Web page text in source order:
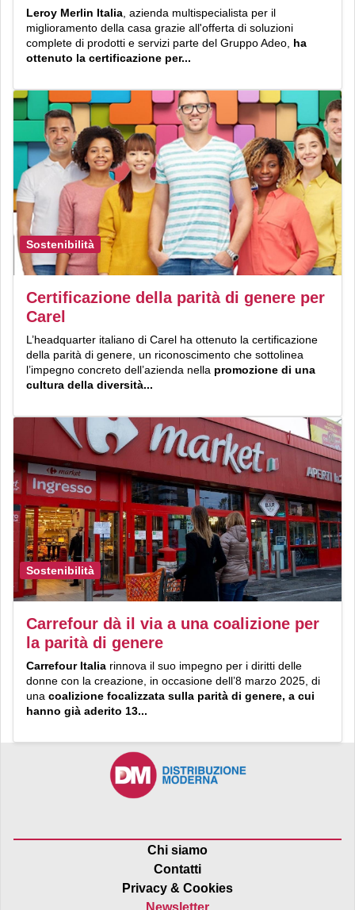
Leroy Merlin Italia , azienda multispecialista per il
miglioramento della casa grazie all'offerta di soluzioni
complete di prodotti e servizi parte del Gruppo Adeo, ha
ottenuto la certificazione per...
Sostenibilità
Certificazione della parità di genere per
Carel
L’headquarter italiano di Carel ha ottenuto la certificazione
della parità di genere, un riconoscimento che sottolinea
l’impegno concreto dell’azienda nella promozione di una
cultura della diversità...
Sostenibilità
Carrefour dà il via a una coalizione per
la parità di genere
Carrefour Italia rinnova il suo impegno per i diritti delle
donne con la creazione, in occasione dell’8 marzo 2025, di
una coalizione focalizzata sulla parità di genere, a cui
hanno già aderito 13...
Chi siamo
Contatti
Privacy & Cookies